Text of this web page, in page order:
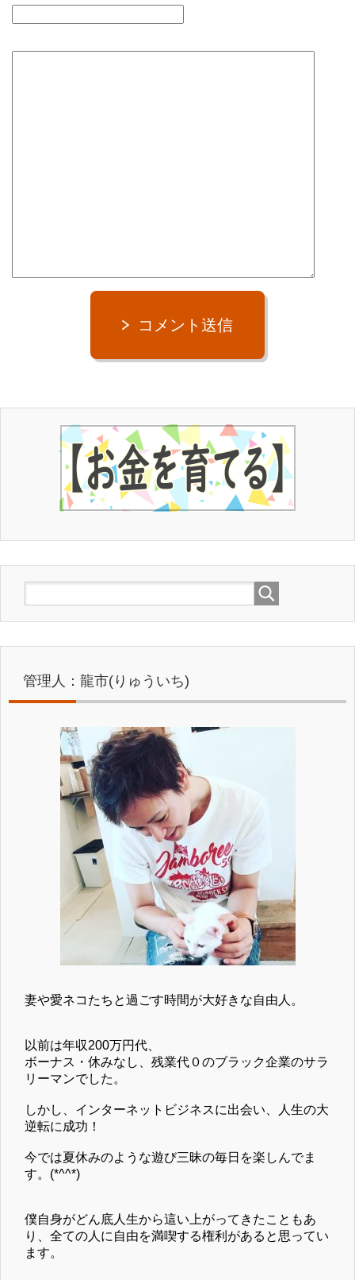
３匹と龍市の出会いのヒストリーはメルマガ1通目で紹介してい
龍市の公式無料メルマガを読んでみる！
コメント送信
管理人：龍市(りゅういち)
妻や愛ネコたちと過ごす時間が大好きな自由人。
以前は年収200万円代、
ボーナス・休みなし、残業代０のブラック企業のサラ
リーマンでした。
しかし、インターネットビジネスに出会い、人生の大
逆転に成功！
今では夏休みのような遊び三昧の毎日を楽しんでま
す。(*^^*)
僕自身がどん底人生から這い上がってきたこともあ
り、全ての人に自由を満喫する権利があると思ってい
ます。